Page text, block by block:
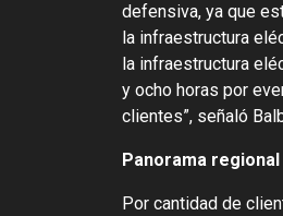
defensiva, ya que
la infraestructura
la infraestructura
y ocho horas por
clientes”, señaló
Panorama regional
Por cantidad de